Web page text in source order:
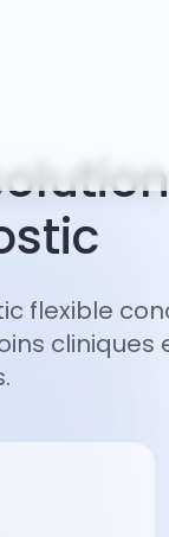
flexible
cliniques